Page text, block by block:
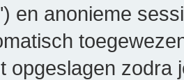
en anonieme
opgeslagen zodra